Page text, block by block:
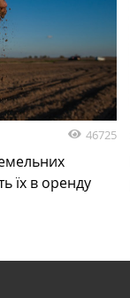
46725
їх в оренду